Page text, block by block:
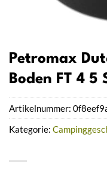
Petromax
Boden FT 4 5
Artikelnummer:
Kategorie: